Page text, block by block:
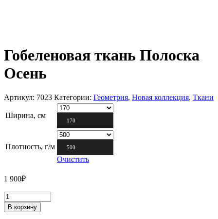
Гобеленовая ткань Полоска
Осень
Артикул: 7023 Категории: Геометрия, Новая коллекция, Ткани
Ширина, см
170
Плотность, г/м 500
Очистить
1 900₽
В корзину